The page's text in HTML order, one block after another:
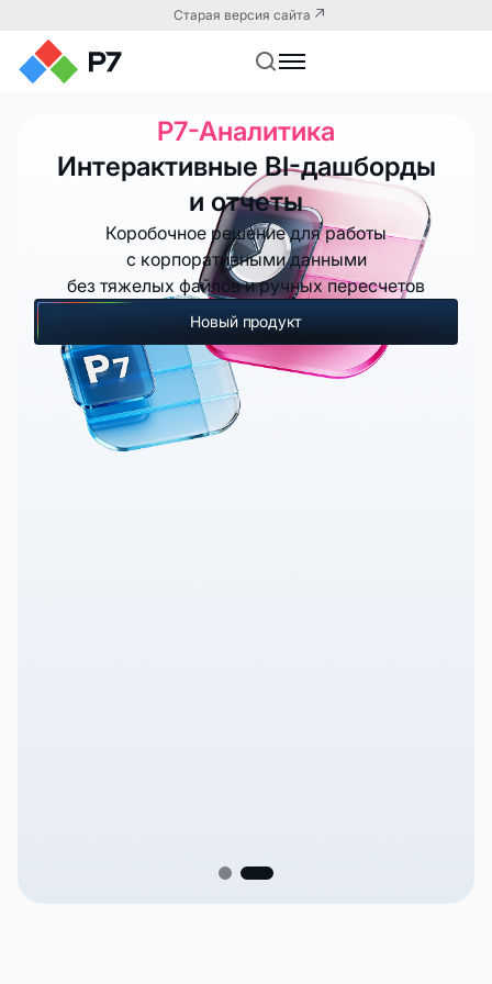
Старая версия сайта
Р7-Аналитика
Интерактивные BI-дашборды
и отчеты
Коробочное решение для работы
с корпоративными данными
без тяжелых файлов и ручных пересчетов
Новый продукт